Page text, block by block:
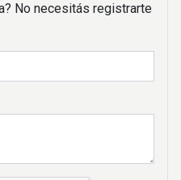
No necesitás registrarte